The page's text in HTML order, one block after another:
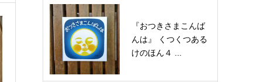
『おつきさまこんば
んは』 くつくつある
けのほん４ ...